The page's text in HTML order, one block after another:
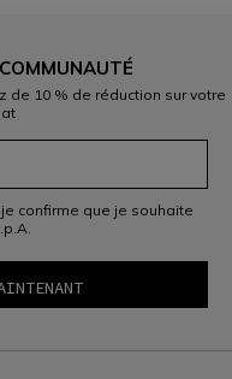
de 10 % de réduction sur votre
, je confirme que je souhaite